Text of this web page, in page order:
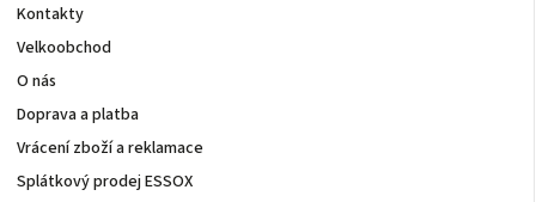
Kontakty
Velkoobchod
O nás
Doprava a platba
Vrácení zboží a reklamace
Splátkový prodej ESSOX